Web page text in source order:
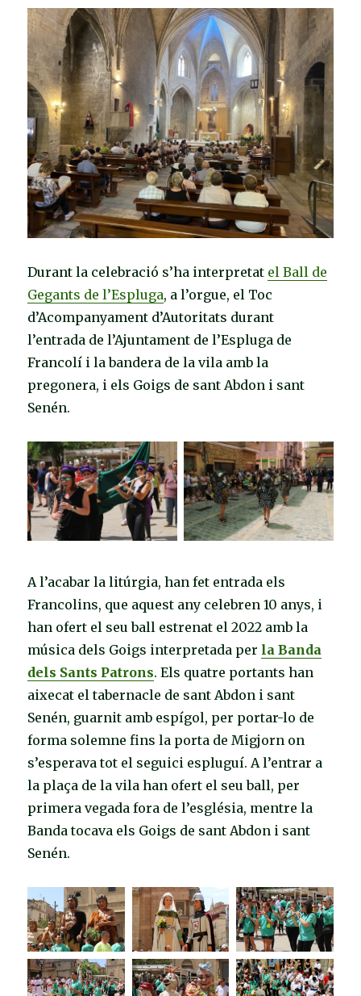
Durant la celebració s’ha interpretat el Ball de
Gegants de l’Espluga, a l’orgue, el Toc
d’Acompanyament d’Autoritats durant
l’entrada de l’Ajuntament de l’Espluga de
Francolí i la bandera de la vila amb la
pregonera, i els Goigs de sant Abdon i sant
Senén.
A l’acabar la litúrgia, han fet entrada els
Francolins, que aquest any celebren 10 anys, i
han ofert el seu ball estrenat el 2022 amb la
música dels Goigs interpretada per la Banda
dels Sants Patrons. Els quatre portants han
aixecat el tabernacle de sant Abdon i sant
Senén, guarnit amb espígol, per portar-lo de
forma solemne fins la porta de Migjorn on
s’esperava tot el seguici espluguí. A l’entrar a
la plaça de la vila han ofert el seu ball, per
primera vegada fora de l’església, mentre la
Banda tocava els Goigs de sant Abdon i sant
Senén.